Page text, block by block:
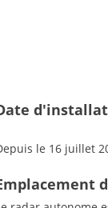
le 16 juillet